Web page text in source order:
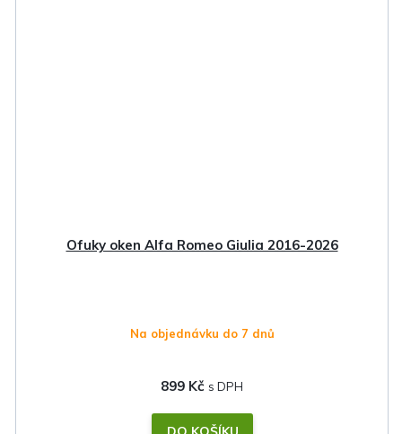
Ofuky oken Alfa Romeo Giulia 2016-2026
Na objednávku do 7 dnů
899 Kč